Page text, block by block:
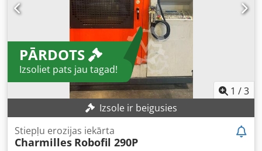
PĀRDOTS
Izsoliet pats jau tagad!
1 /3
Izsole ir beigusies
Stiepļu erozijas iekārta
Charmilles Robofil 290P